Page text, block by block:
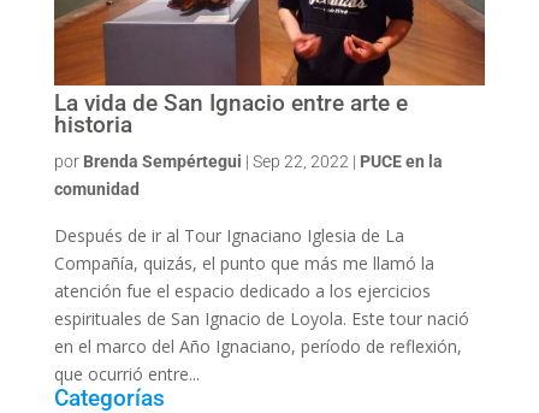
La vida de San Ignacio entre arte e
historia
por Brenda Sempértegui | Sep 22, 2022 | PUCE en la
comunidad
Después de ir al Tour Ignaciano Iglesia de La
Compañía, quizás, el punto que más me llamó la
atención fue el espacio dedicado a los ejercicios
espirituales de San Ignacio de Loyola. Este tour nació
en el marco del Año Ignaciano, período de reflexión,
que ocurrió entre...
Categorías